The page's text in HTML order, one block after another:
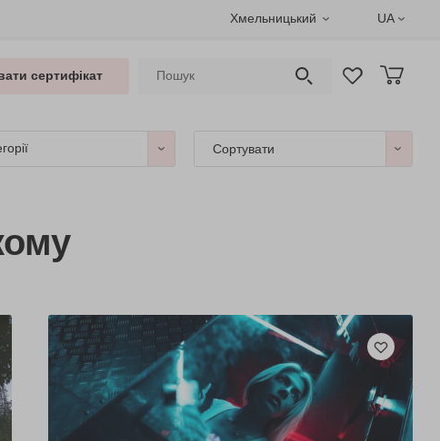
Хмельницький UA
сертифікат
Сортувати